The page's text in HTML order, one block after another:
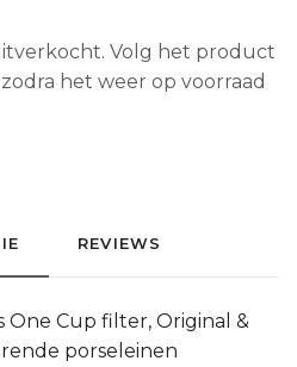
Volg het product
het weer op voorraad
REVIEWS
Cup filter, Original &
porseleinen